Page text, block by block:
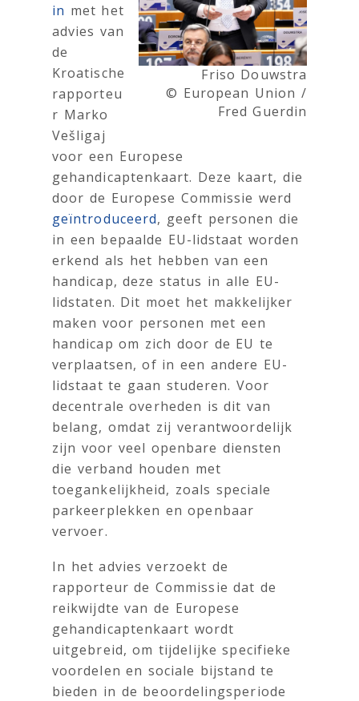
Friso Douwstra
© European Union /
Fred Guerdin
in met het
advies van
de
Kroatische
rapporteu
r Marko
Vešligaj
voor een Europese
gehandicaptenkaart. Deze kaart, die
door de Europese Commissie werd
geïntroduceerd, geeft personen die
in een bepaalde EU-lidstaat worden
erkend als het hebben van een
handicap, deze status in alle EU-
lidstaten. Dit moet het makkelijker
maken voor personen met een
handicap om zich door de EU te
verplaatsen, of in een andere EU-
lidstaat te gaan studeren. Voor
decentrale overheden is dit van
belang, omdat zij verantwoordelijk
zijn voor veel openbare diensten
die verband houden met
toegankelijkheid, zoals speciale
parkeerplekken en openbaar
vervoer.
In het advies verzoekt de
rapporteur de Commissie dat de
reikwijdte van de Europese
gehandicaptenkaart wordt
uitgebreid, om tijdelijke specifieke
voordelen en sociale bijstand te
bieden in de beoordelingsperiode